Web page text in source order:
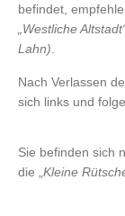
befindet,
„Westliche
Lahn)
Nach Verlassen
sich links und
Sie befinden sich
die „ Kleine